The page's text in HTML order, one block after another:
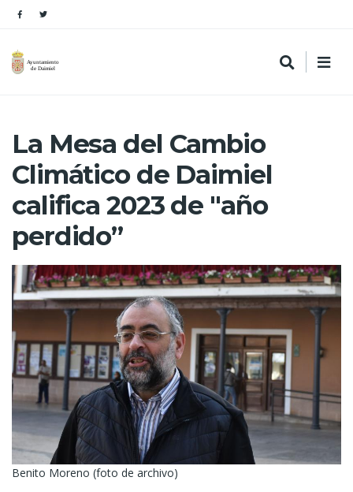
La Mesa del Cambio
Climático de Daimiel
califica 2023 de "año
perdido”
Benito Moreno (foto de archivo)